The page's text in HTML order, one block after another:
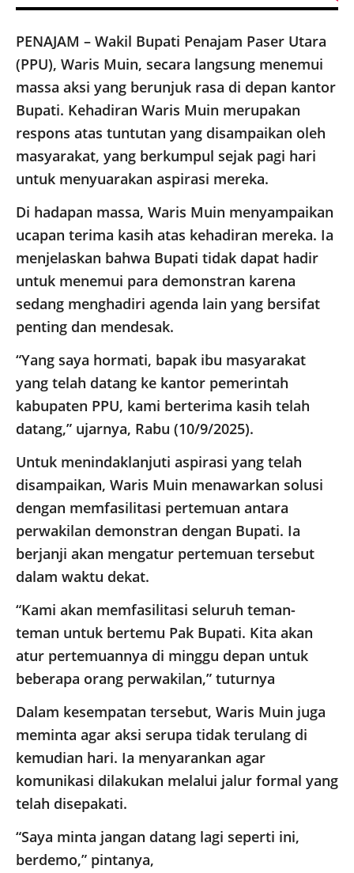
PENAJAM – Wakil Bupati Penajam Paser Utara
(PPU), Waris Muin, secara langsung menemui
massa aksi yang berunjuk rasa di depan kantor
Bupati. Kehadiran Waris Muin merupakan
respons atas tuntutan yang disampaikan oleh
masyarakat, yang berkumpul sejak pagi hari
untuk menyuarakan aspirasi mereka.
Di hadapan massa, Waris Muin menyampaikan
ucapan terima kasih atas kehadiran mereka. Ia
menjelaskan bahwa Bupati tidak dapat hadir
untuk menemui para demonstran karena
sedang menghadiri agenda lain yang bersifat
penting dan mendesak.
“Yang saya hormati, bapak ibu masyarakat
yang telah datang ke kantor pemerintah
kabupaten PPU, kami berterima kasih telah
datang,” ujarnya, Rabu (10/9/2025).
Untuk menindaklanjuti aspirasi yang telah
disampaikan, Waris Muin menawarkan solusi
dengan memfasilitasi pertemuan antara
perwakilan demonstran dengan Bupati. Ia
berjanji akan mengatur pertemuan tersebut
dalam waktu dekat.
“Kami akan memfasilitasi seluruh teman-
teman untuk bertemu Pak Bupati. Kita akan
atur pertemuannya di minggu depan untuk
beberapa orang perwakilan,” tuturnya
Dalam kesempatan tersebut, Waris Muin juga
meminta agar aksi serupa tidak terulang di
kemudian hari. Ia menyarankan agar
komunikasi dilakukan melalui jalur formal yang
telah disepakati.
“Saya minta jangan datang lagi seperti ini,
berdemo,” pintanya,